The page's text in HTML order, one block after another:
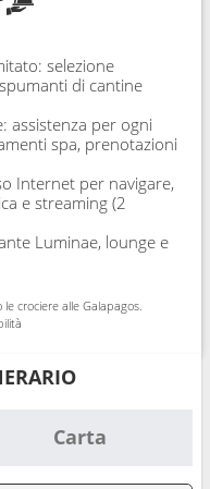
selezione
di cantine
assistenza per ogni
spa, prenotazioni
Internet per navigare,
e streaming (2
Luminae, lounge e
crociere alle Galapagos.
Carta